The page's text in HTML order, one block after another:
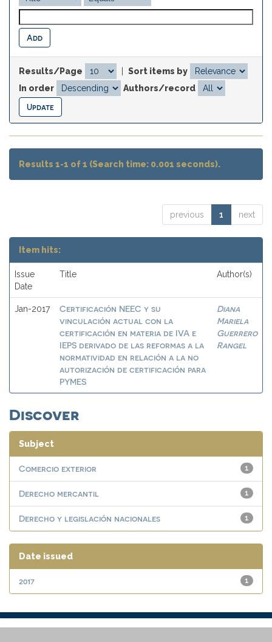
Results/Page
Sort items by
In order
Authors/record
Results 1-1 of 1 (Search time: 0.001 seconds).
previous 1 next
Item hits:
Issue
Date
Title Author(s)
Jan-2017
Certificación NEEC y su
vinculación actual con la
certificación en materia de IVA e
IEPS derivado de las reformas a la
normatividad en relación a la no
autorización de certificación para
PYMES
Diana
Mariela
Guerrero
Rangel
Discover
Subject
1
Comercio exterior
1
Derecho mercantil
1
Derecho y legislación nacionales
Date issued
1
2017